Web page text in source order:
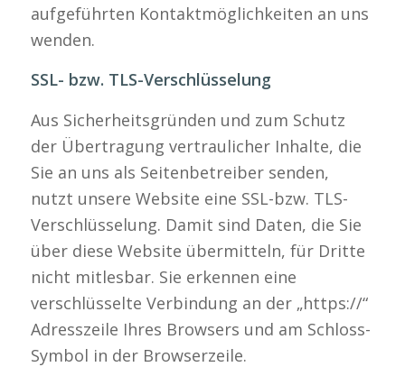
aufgeführten Kontaktmöglichkeiten an uns
wenden.
SSL- bzw. TLS-Verschlüsselung
Aus Sicherheitsgründen und zum Schutz
der Übertragung vertraulicher Inhalte, die
Sie an uns als Seitenbetreiber senden,
nutzt unsere Website eine SSL-bzw. TLS-
Verschlüsselung. Damit sind Daten, die Sie
über diese Website übermitteln, für Dritte
nicht mitlesbar. Sie erkennen eine
verschlüsselte Verbindung an der „https://“
Adresszeile Ihres Browsers und am Schloss-
Symbol in der Browserzeile.